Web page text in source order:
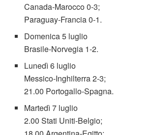
Canada-Marocco 0-3;
Paraguay-Francia 0-1.
Domenica 5 luglio
Brasile-Norvegia 1-2.
Lunedì 6 luglio
Messico-Inghilterra 2-3;
21.00 Portogallo-Spagna.
Martedì 7 luglio
2.00 Stati Uniti-Belgio;